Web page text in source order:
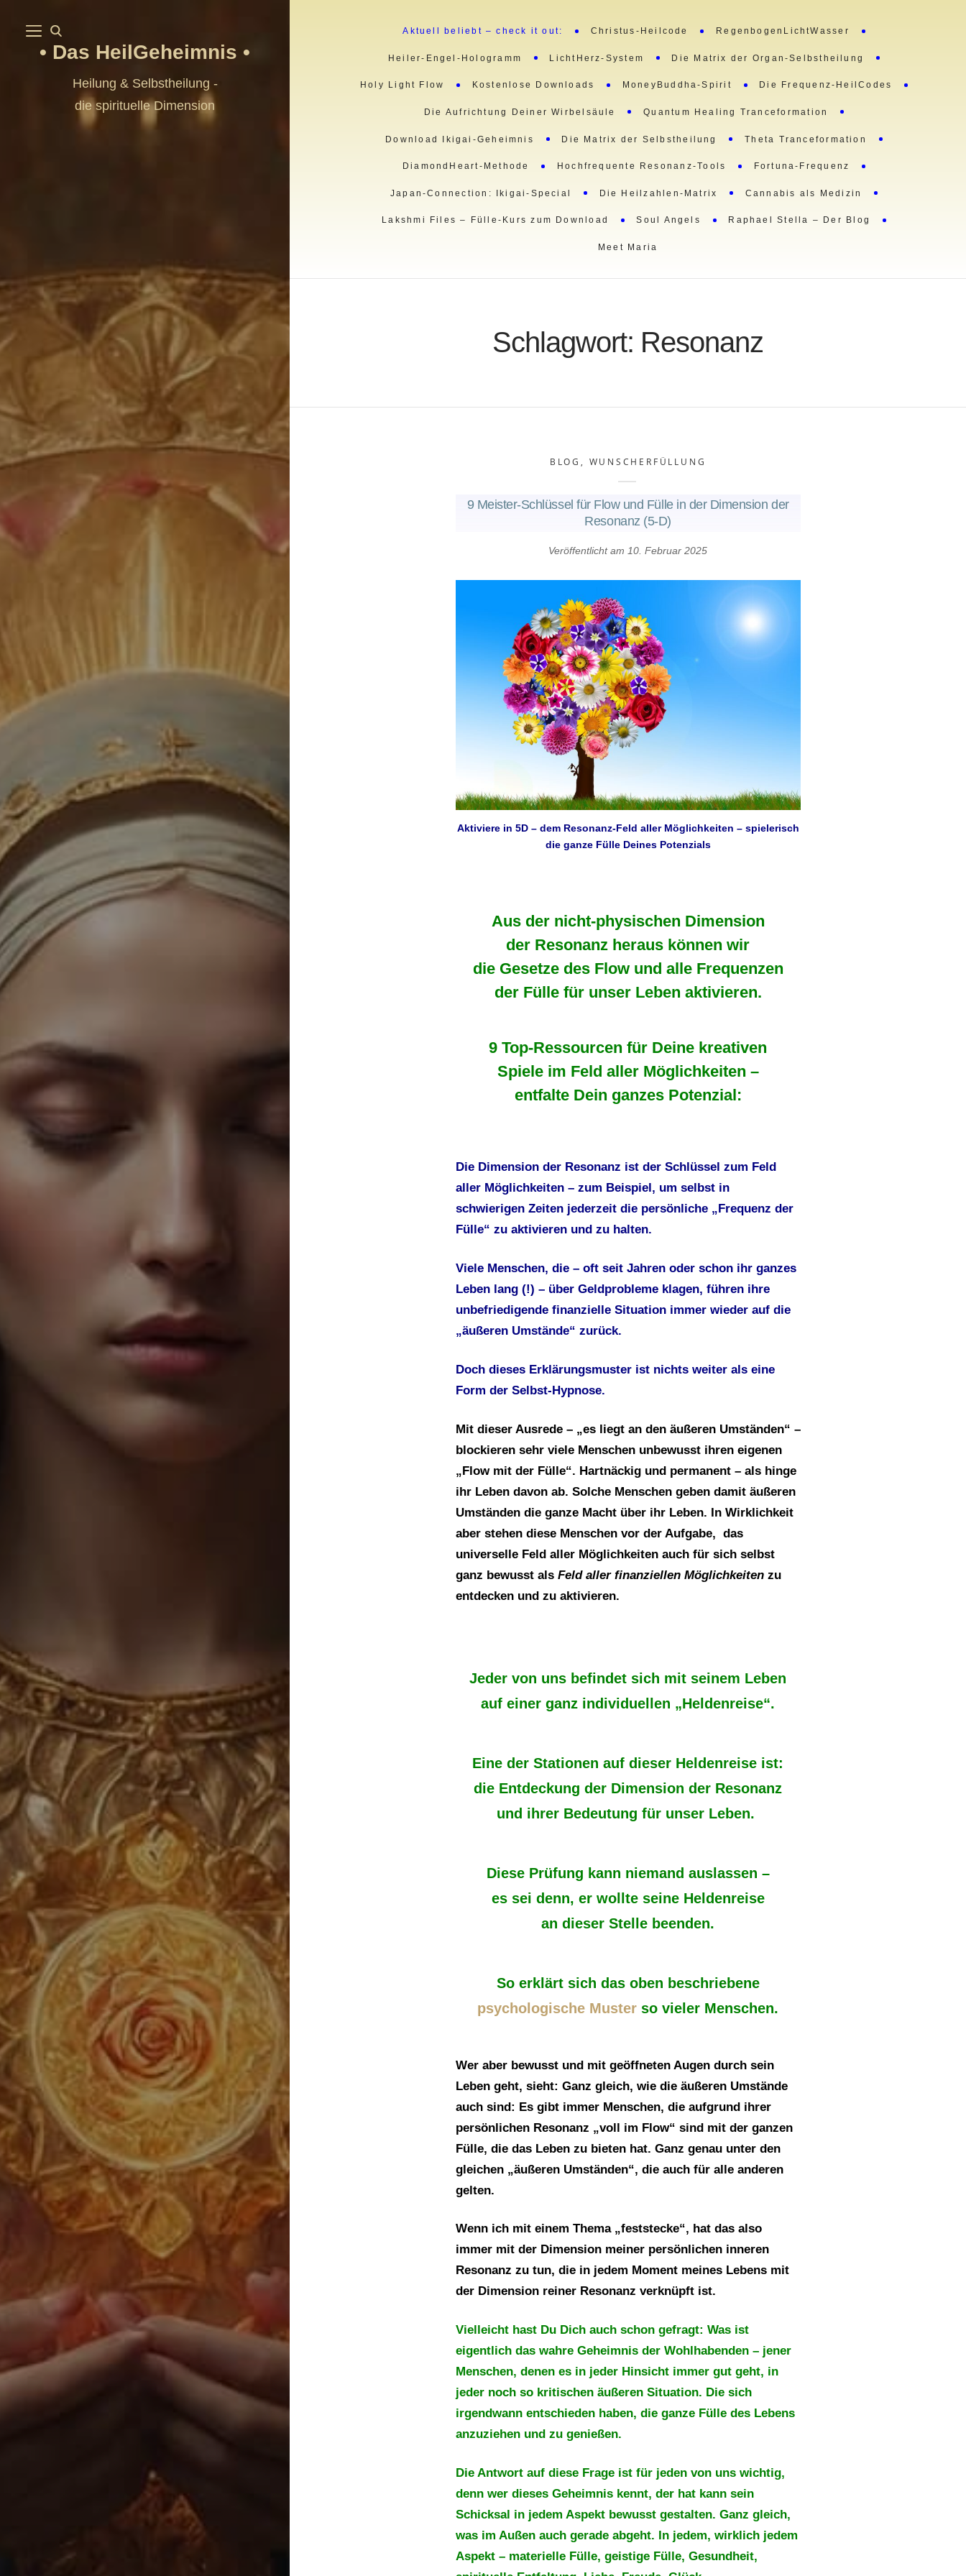
Das HeilGeheimnis
Heilung & Selbstheilung -
die spirituelle Dimension
Aktuell beliebt – check it out: Christus-Heilcode RegenbogenLichtWasser
Heiler-Engel-Hologramm LichtHerz-System Die Matrix der Organ-Selbstheilung
Holy Light Flow Kostenlose Downloads MoneyBuddha-Spirit Die Frequenz-HeilCodes
Die Aufrichtung Deiner Wirbelsäule Quantum Healing Tranceformation
Download Ikigai-Geheimnis Die Matrix der Selbstheilung Theta Tranceformation
DiamondHeart-Methode Hochfrequente Resonanz-Tools Fortuna-Frequenz
Japan-Connection: Ikigai-Special Die Heilzahlen-Matrix Cannabis als Medizin
Lakshmi Files – Fülle-Kurs zum Download Soul Angels Raphael Stella – Der Blog
Meet Maria
Schlagwort: Resonanz
BLOG , WUNSCHERFÜLLUNG
9 Meister-Schlüssel für Flow und Fülle in der Dimension der
Resonanz (5-D)
Veröffentlicht am 10. Februar 2025
Aktiviere in 5D – dem Resonanz-Feld aller Möglichkeiten – spielerisch
die ganze Fülle Deines Potenzials
Aus der nicht-physischen Dimension
der Resonanz heraus können wir
die Gesetze des Flow und alle Frequenzen
der Fülle für unser Leben aktivieren.
9 Top-Ressourcen für Deine kreativen
Spiele im Feld aller Möglichkeiten –
entfalte Dein ganzes Potenzial:
Die Dimension der Resonanz ist der Schlüssel zum Feld
aller Möglichkeiten – zum Beispiel, um selbst in
schwierigen Zeiten jederzeit die persönliche „Frequenz der
Fülle“ zu aktivieren und zu halten.
Viele Menschen, die – oft seit Jahren oder schon ihr ganzes
Leben lang (!) – über Geldprobleme klagen, führen ihre
unbefriedigende finanzielle Situation immer wieder auf die
„äußeren Umstände“ zurück.
Doch dieses Erklärungsmuster ist nichts weiter als eine
Form der Selbst-Hypnose.
Mit dieser Ausrede – „es liegt an den äußeren Umständen“ –
blockieren sehr viele Menschen unbewusst ihren eigenen
„Flow mit der Fülle“. Hartnäckig und permanent – als hinge
ihr Leben davon ab. Solche Menschen geben damit äußeren
Umständen die ganze Macht über ihr Leben. In Wirklichkeit
aber stehen diese Menschen vor der Aufgabe, das
universelle Feld aller Möglichkeiten auch für sich selbst
ganz bewusst als Feld aller finanziellen Möglichkeitenzu
entdecken und zu aktivieren.
Jeder von uns befindet sich mit seinem Leben
auf einer ganz individuellen „Heldenreise“.
Eine der Stationen auf dieser Heldenreise ist:
die Entdeckung der Dimension der Resonanz
und ihrer Bedeutung für unser Leben.
Diese Prüfung kann niemand auslassen –
es sei denn, er wollte seine Heldenreise
an dieser Stelle beenden.
So erklärt sich das oben beschriebene
psychologische Muster so vieler Menschen.
Wer aber bewusst und mit geöffneten Augen durch sein
Leben geht, sieht: Ganz gleich, wie die äußeren Umstände
auch sind: Es gibt immer Menschen, die aufgrund ihrer
persönlichen Resonanz „voll im Flow“ sind mit der ganzen
Fülle, die das Leben zu bieten hat. Ganz genau unter den
gleichen „äußeren Umständen“, die auch für alle anderen
gelten.
Wenn ich mit einem Thema „feststecke“, hat das also
immer mit der Dimension meiner persönlichen inneren
Resonanz zu tun, die in jedem Moment meines Lebens mit
der Dimension reiner Resonanz verknüpft ist.
Vielleicht hast Du Dich auch schon gefragt: Was ist
eigentlich das wahre Geheimnis der Wohlhabenden – jener
Menschen, denen es in jeder Hinsicht immer gut geht, in
jeder noch so kritischen äußeren Situation. Die sich
irgendwann entschieden haben, die ganze Fülle des Lebens
anzuziehen und zu genießen.
Die Antwort auf diese Frage ist für jeden von uns wichtig,
denn wer dieses Geheimnis kennt, der hat kann sein
Schicksal in jedem Aspekt bewusst gestalten. Ganz gleich,
was im Außen auch gerade abgeht. In jedem, wirklich jedem
Aspekt – materielle Fülle, geistige Fülle, Gesundheit,